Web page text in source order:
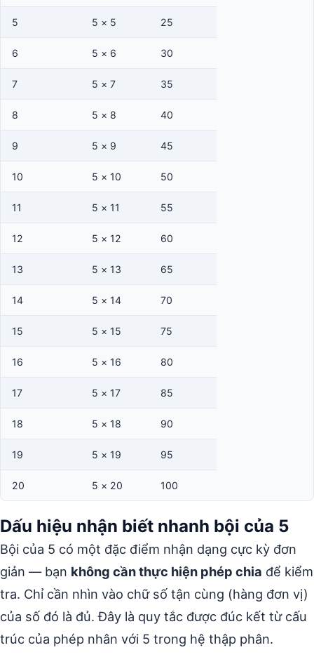
5 5 × 5 25
6 5 × 6 30
7 5 × 7 35
8 5 × 8 40
9 5 × 9 45
10 5 × 10 50
11 5 × 11 55
12 5 × 12 60
13 5 × 13 65
14 5 × 14 70
15 5 × 15 75
16 5 × 16 80
17 5 × 17 85
18 5 × 18 90
19 5 × 19 95
20 5 × 20 100
Dấu hiệu nhận biết nhanh bội của 5
Bội của 5 có một đặc điểm nhận dạng cực kỳ đơn
giản — bạn không cần thực hiện phép chia để kiểm
tra. Chỉ cần nhìn vào chữ số tận cùng (hàng đơn vị)
của số đó là đủ. Đây là quy tắc được đúc kết từ cấu
trúc của phép nhân với 5 trong hệ thập phân.